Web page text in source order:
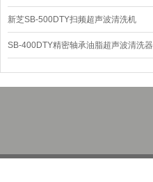
新芝SB-500DTY扫频超声波清洗机
SB-400DTY精密轴承油脂超声波清洗器